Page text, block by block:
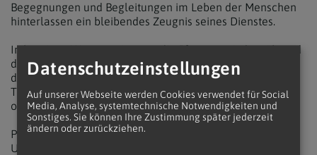
Begegnungen und Begleitungen im Leben der Menschen
hinterlassen ein bleibendes Zeugnis seines Dienstes.
In launigen Worten erinnerte die Pfarrgemeinde während
der Feier an Stationen seines Wirkens, betonte aber auch
die tiefe Dankbarkeit für sein Dasein – sei es bei Taufen,
Trauungen oder Abschieden, oder einfach mit einem
offenen Ohr für die Anliegen der Menschen.
Pater Anton wird seinen Ruhestand in ländlicher
Umgebung verbringen – zur Freude vieler
Datenschutzeinstellungen
Auf unserer Webseite werden Cookies verwendet für Social
Media, Analyse, systemtechnische Notwendigkeiten und
Sonstiges. Sie können Ihre Zustimmung später jederzeit
ändern oder zurückziehen.